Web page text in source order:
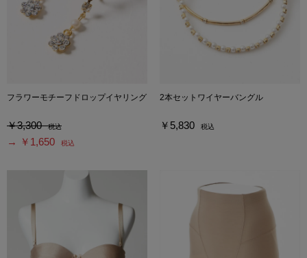
フラワーモチーフドロップイヤリング
￥3,300 税込
→ ￥1,650 税込
2本セットワイヤーバングル
￥5,830 税込